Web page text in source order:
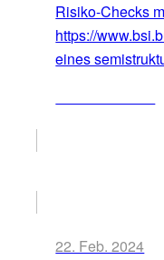
Risiko-Checks
https://
eines
22. Feb. 2024